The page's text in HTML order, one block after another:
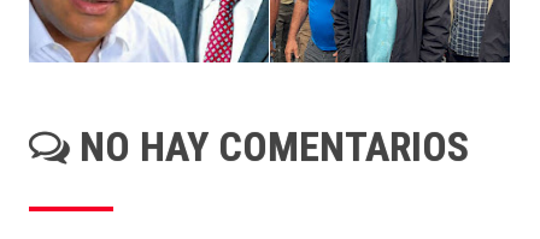
NO HAY COMENTARIOS